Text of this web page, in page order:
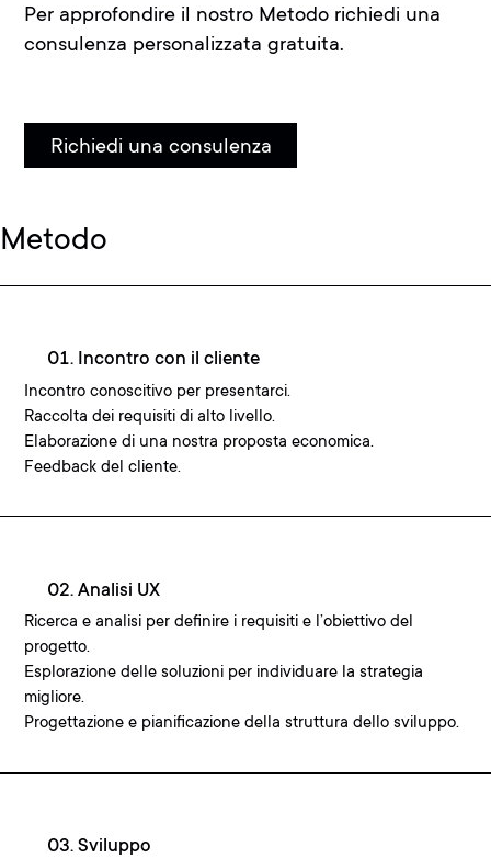
Per approfondire il nostro Metodo richiedi una
consulenza personalizzata gratuita.
Richiedi una consulenza
Metodo
01. Incontro con il cliente
Incontro conoscitivo per presentarci.
Raccolta dei requisiti di alto livello.
Elaborazione di una nostra proposta economica.
Feedback del cliente.
02. Analisi UX
Ricerca e analisi per definire i requisiti e l’obiettivo del
progetto.
Esplorazione delle soluzioni per individuare la strategia
migliore.
Progettazione e pianificazione della struttura dello sviluppo.
03. Sviluppo